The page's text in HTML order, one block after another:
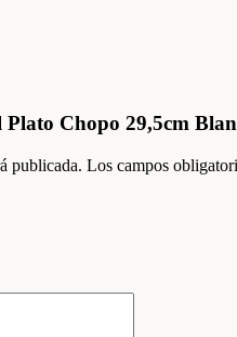
Chopo 29,5cm
publicada. Los campos